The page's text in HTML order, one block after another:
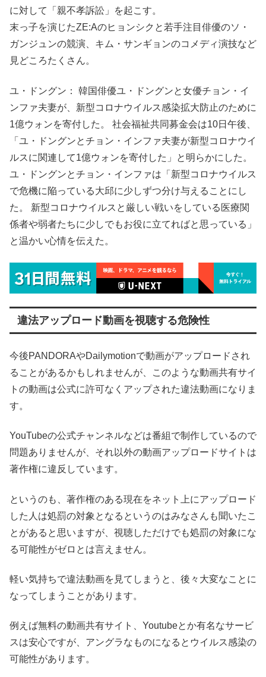
に対して「親不孝訴訟」を起こす。
末っ子を演じたZE:Aのヒョンシクと若手注目俳優のソ・
ガンジュンの競演、キム・サンギョンのコメディ演技など
見どころたくさん。
ユ・ドングン： 韓国俳優ユ・ドングンと女優チョン・イ
ンファ夫妻が、新型コロナウイルス感染拡大防止のために
1億ウォンを寄付した。 社会福祉共同募金会は10日午後、
「ユ・ドングンとチョン・インファ夫妻が新型コロナウイ
ルスに関連して1億ウォンを寄付した」と明らかにした。
ユ・ドングンとチョン・インファは「新型コロナウイルス
で危機に陥っている大邱に少しずつ分け与えることにし
た。 新型コロナウイルスと厳しい戦いをしている医療関
係者や弱者たちに少しでもお役に立てればと思っている」
と温かい心情を伝えた。
違法アップロード動画を視聴する危険性
今後PANDORAやDailymotionで動画がアップロードされ
ることがあるかもしれませんが、このような動画共有サイ
トの動画は公式に許可なくアップされた違法動画になりま
す。
YouTubeの公式チャンネルなどは番組で制作しているので
問題ありませんが、それ以外の動画アップロードサイトは
著作権に違反しています。
というのも、著作権のある現在をネット上にアップロード
した人は処罰の対象となるというのはみなさんも聞いたこ
とがあると思いますが、視聴しただけでも処罰の対象にな
る可能性がゼロとは言えません。
軽い気持ちで違法動画を見てしまうと、後々大変なことに
なってしまうことがあります。
例えば無料の動画共有サイト、Youtubeとか有名なサービ
スは安心ですが、アングラなものになるとウイルス感染の
可能性があります。